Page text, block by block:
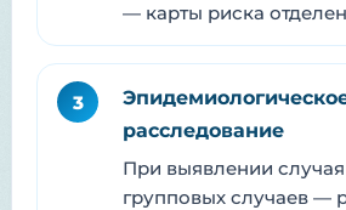
— карты риска
3
расследование
При выявлении
групповых случаев —